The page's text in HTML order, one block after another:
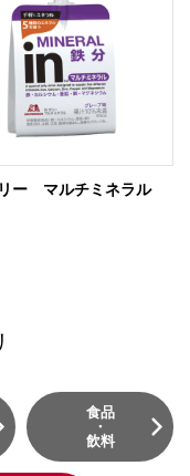
リー マルチミネラル
食品
・
飲料